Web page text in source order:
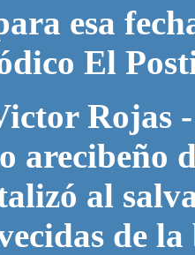
esa
El
Rojas
arecibeño
al
de